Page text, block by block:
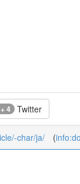
4 Twitter
char/ja/ (